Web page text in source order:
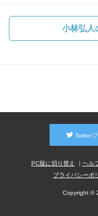
口座開設や融資な
一手が簡単になる
その他＞
ID2020＝2030年ま
複数の生体認証と
ロックチェーンで
その他自己主権型
小林弘人
Twitter
PC版に切り替え ヘル
プライバシーポ
Copyright ©